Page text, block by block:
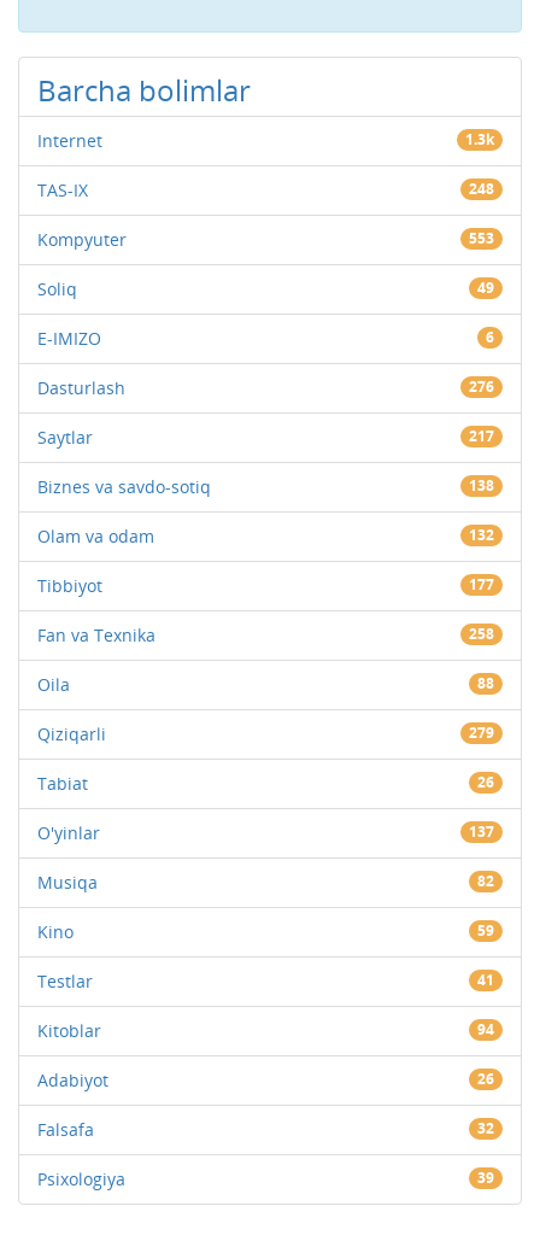
Barcha bolimlar
Internet 1.3k
TAS-IX 248
Kompyuter 553
Soliq 49
E-IMIZO 6
Dasturlash 276
Saytlar 217
Biznes va savdo-sotiq 138
Olam va odam 132
Tibbiyot 177
Fan va Texnika 258
Oila 88
Qiziqarli 279
Tabiat 26
O'yinlar 137
Musiqa 82
Kino 59
Testlar 41
Kitoblar 94
Adabiyot 26
Falsafa 32
Psixologiya 39